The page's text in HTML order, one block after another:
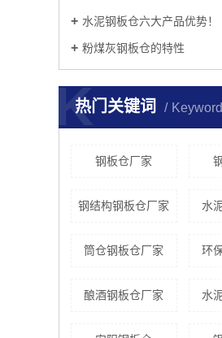
​水泥钢板仓六大产品优势！
​粉煤灰钢板仓的特性
热门关键词
K
钢板仓厂家
钢结构钢板仓厂家 水
筒仓钢板仓厂家 环
酿酒钢板仓厂家 水